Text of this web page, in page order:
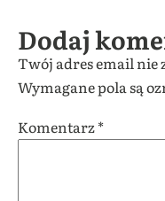
Dodaj
Twój adres email nie
Wymagane pola są
Komentarz*